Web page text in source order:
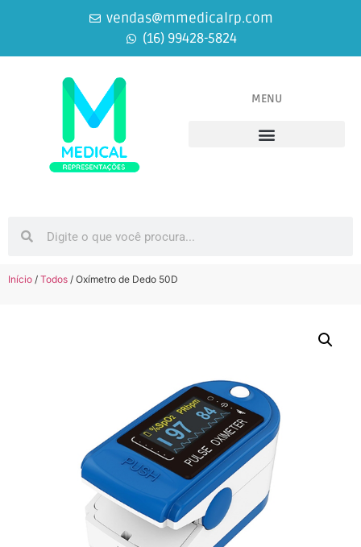
vendas@mmedicalrp.com
(16) 99428-5824
MENU
Início / Todos / Oxímetro de Dedo 50D